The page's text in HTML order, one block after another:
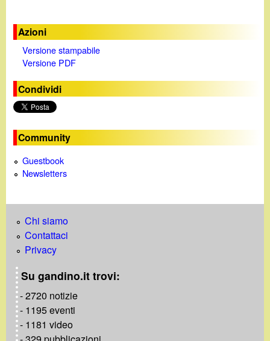
i
e
Azioni
Versione stampabile
Versione PDF
Condividi
Community
Guestbook
Newsletters
Chi siamo
Contattaci
Privacy
Su gandino.it trovi:
- 2720 notizie
- 1195 eventi
- 1181 video